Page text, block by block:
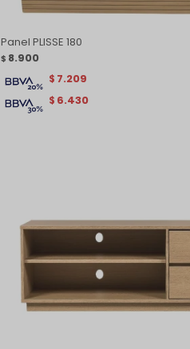
Panel PLISSE 180
$ 8.900
$ 6.430
$ 7.209